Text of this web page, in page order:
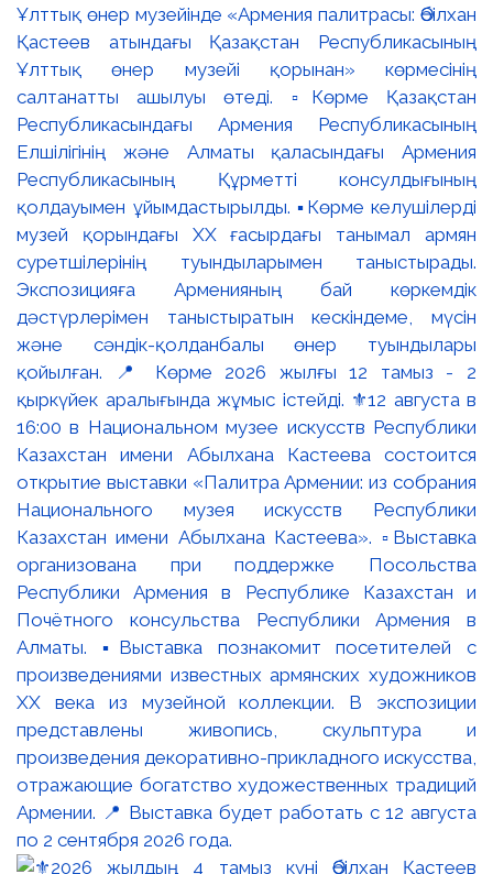
Ұлттық өнер музейінде «Армения палитрасы: Әбілхан
Қастеев атындағы Қазақстан Республикасының
Ұлттық өнер музейі қорынан» көрмесінің
салтанатты ашылуы өтеді. ▫️Көрме Қазақстан
Республикасындағы Армения Республикасының
Елшілігінің және Алматы қаласындағы Армения
Республикасының Құрметті консулдығының
қолдауымен ұйымдастырылды. ▪️Көрме келушілерді
музей қорындағы ХХ ғасырдағы танымал армян
суретшілерінің туындыларымен таныстырады.
Экспозицияға Арменияның бай көркемдік
дәстүрлерімен таныстыратын кескіндеме, мүсін
және сәндік-қолданбалы өнер туындылары
қойылған. 📍 Көрме 2026 жылғы 12 тамыз - 2
қыркүйек аралығында жұмыс істейді. ⚜️12 августа в
16:00 в Национальном музее искусств Республики
Казахстан имени Абылхана Кастеева состоится
открытие выставки «Палитра Армении: из собрания
Национального музея искусств Республики
Казахстан имени Абылхана Кастеева». ▫️Выставка
организована при поддержке Посольства
Республики Армения в Республике Казахстан и
Почётного консульства Республики Армения в
Алматы. ▪️Выставка познакомит посетителей с
произведениями известных армянских художников
XX века из музейной коллекции. В экспозиции
представлены живопись, скульптура и
произведения декоративно-прикладного искусства,
отражающие богатство художественных традиций
Армении. 📍 Выставка будет работать с 12 августа
по 2 сентября 2026 года.